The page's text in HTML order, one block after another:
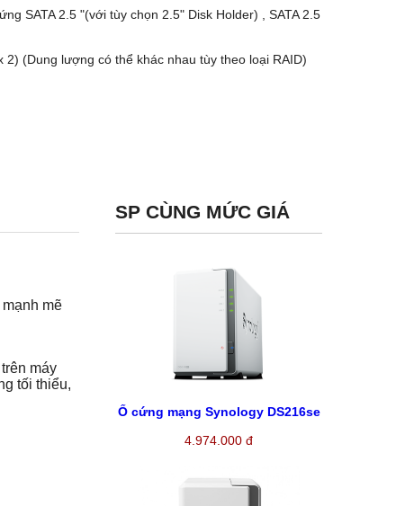
SATA 2.5 "(với tùy chọn 2.5" Disk Holder) , SATA 2.5
(Dung lượng có thể khác nhau tùy theo loại RAID)
SP CÙNG MỨC GIÁ
Ổ cứng mạng Synology DS216se
4.974.000 đ
mẽ
máy
tối thiểu,